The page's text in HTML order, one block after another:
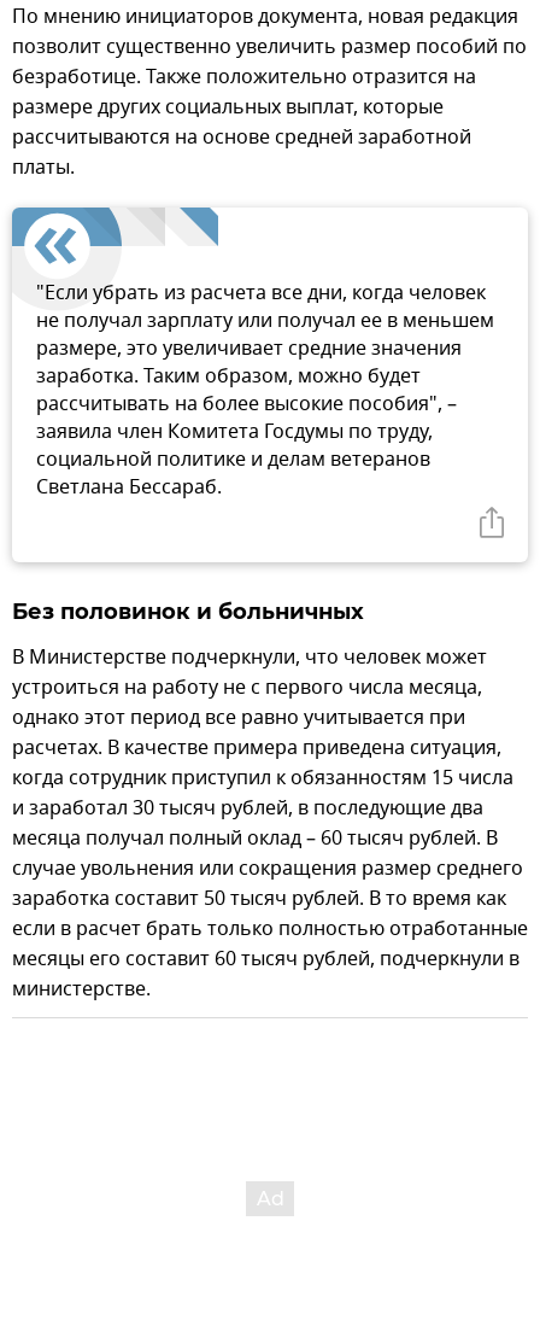
По мнению инициаторов документа, новая редакция
позволит существенно увеличить размер пособий по
безработице. Также положительно отразится на
размере других социальных выплат, которые
рассчитываются на основе средней заработной
платы.
"Если убрать из расчета все дни, когда человек
не получал зарплату или получал ее в меньшем
размере, это увеличивает средние значения
заработка. Таким образом, можно будет
рассчитывать на более высокие пособия", –
заявила член Комитета Госдумы по труду,
социальной политике и делам ветеранов
Светлана Бессараб.
Без половинок и больничных
В Министерстве подчеркнули, что человек может
устроиться на работу не с первого числа месяца,
однако этот период все равно учитывается при
расчетах. В качестве примера приведена ситуация,
когда сотрудник приступил к обязанностям 15 числа
и заработал 30 тысяч рублей, в последующие два
месяца получал полный оклад – 60 тысяч рублей. В
случае увольнения или сокращения размер среднего
заработка составит 50 тысяч рублей. В то время как
если в расчет брать только полностью отработанные
месяцы его составит 60 тысяч рублей, подчеркнули в
министерстве.